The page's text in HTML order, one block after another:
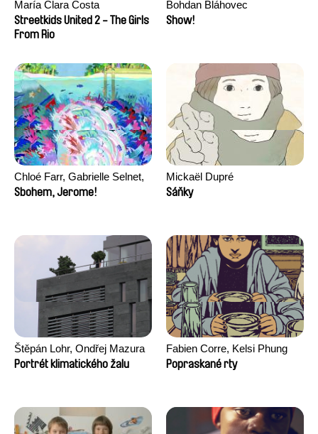
María Clara Costa
Streetkids United 2 - The Girls
From Rio
Bohdan Bláhovec
Show!
Chloé Farr, Gabrielle Selnet,
Adam Sillard
Sbohem, Jerome!
Mickaël Dupré
Sáňky
Štěpán Lohr, Ondřej Mazura
Portrét klimatického žalu
Fabien Corre, Kelsi Phung
Popraskané rty